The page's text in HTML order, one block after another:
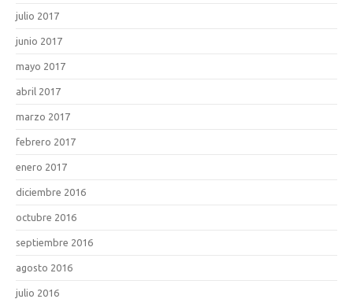
julio 2017
junio 2017
mayo 2017
abril 2017
marzo 2017
febrero 2017
enero 2017
diciembre 2016
octubre 2016
septiembre 2016
agosto 2016
julio 2016